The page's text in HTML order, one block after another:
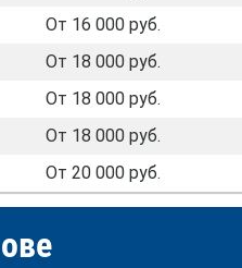
От 16 000 руб.
От 18 000 руб.
От 18 000 руб.
От 18 000 руб.
От 20 000 руб.